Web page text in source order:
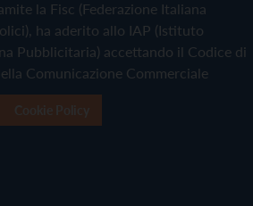
la Fisc (Federazione Italiana
ha aderito allo IAP (Istituto
Pubblicitaria) accettando il Codice di
Comunicazione Commerciale